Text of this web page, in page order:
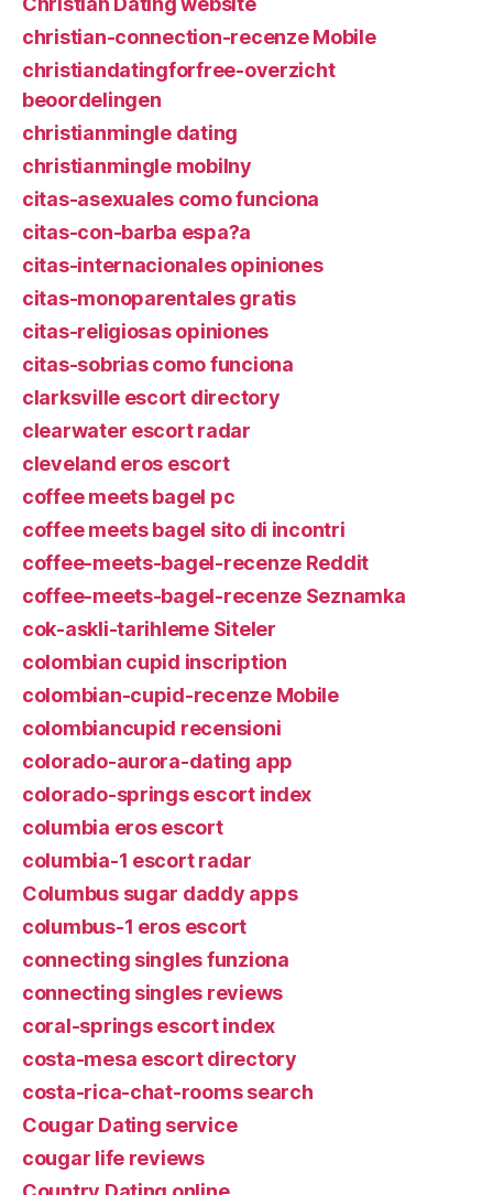
christian-connection-recenze Mobile
christiandatingforfree-overzicht
beoordelingen
christianmingle dating
christianmingle mobilny
citas-asexuales como funciona
citas-con-barba espa?a
citas-internacionales opiniones
citas-monoparentales gratis
citas-religiosas opiniones
citas-sobrias como funciona
clarksville escort directory
clearwater escort radar
cleveland eros escort
coffee meets bagel pc
coffee meets bagel sito di incontri
coffee-meets-bagel-recenze Reddit
coffee-meets-bagel-recenze Seznamka
cok-askli-tarihleme Siteler
colombian cupid inscription
colombian-cupid-recenze Mobile
colombiancupid recensioni
colorado-aurora-dating app
colorado-springs escort index
columbia eros escort
columbia-1 escort radar
Columbus sugar daddy apps
columbus-1 eros escort
connecting singles funziona
connecting singles reviews
coral-springs escort index
costa-mesa escort directory
costa-rica-chat-rooms search
Cougar Dating service
cougar life reviews